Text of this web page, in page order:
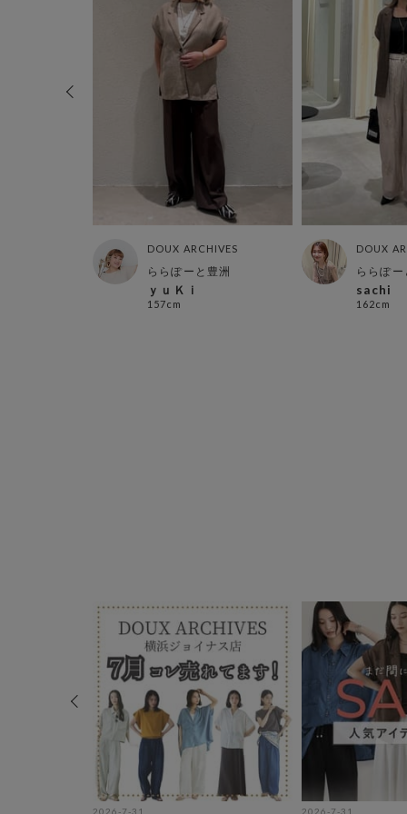
DOUX ARCHIVES
ららぽーと豊洲
ｙｕＫｉ
157cm
DOUX
ららぽ
sachi
162cm
2026-7-31 2026-7-31